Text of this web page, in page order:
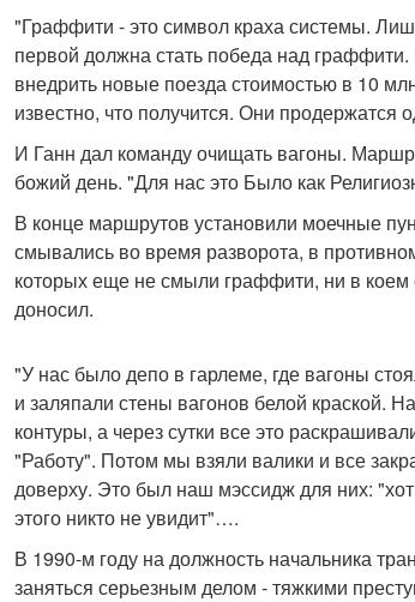
"Граффити - это символ краха системы.
первой должна стать победа над
внедрить новые поезда стоимостью в 10
известно, что получится. Они продержатся
И Ганн дал команду очищать вагоны.
божий день. "Для нас это Было как
В конце маршрутов установили моечные
смывались во время разворота, в
которых еще не смыли граффити, ни в коем
доносил.
"У нас было депо в гарлеме, где вагоны
и заляпали стены вагонов белой краской.
контуры, а через сутки все это
"Работу". Потом мы взяли валики и все
доверху. Это был наш мэссидж для них:
этого никто не увидит"….
В 1990-м году на должность начальника
заняться серьезным делом - тяжкими